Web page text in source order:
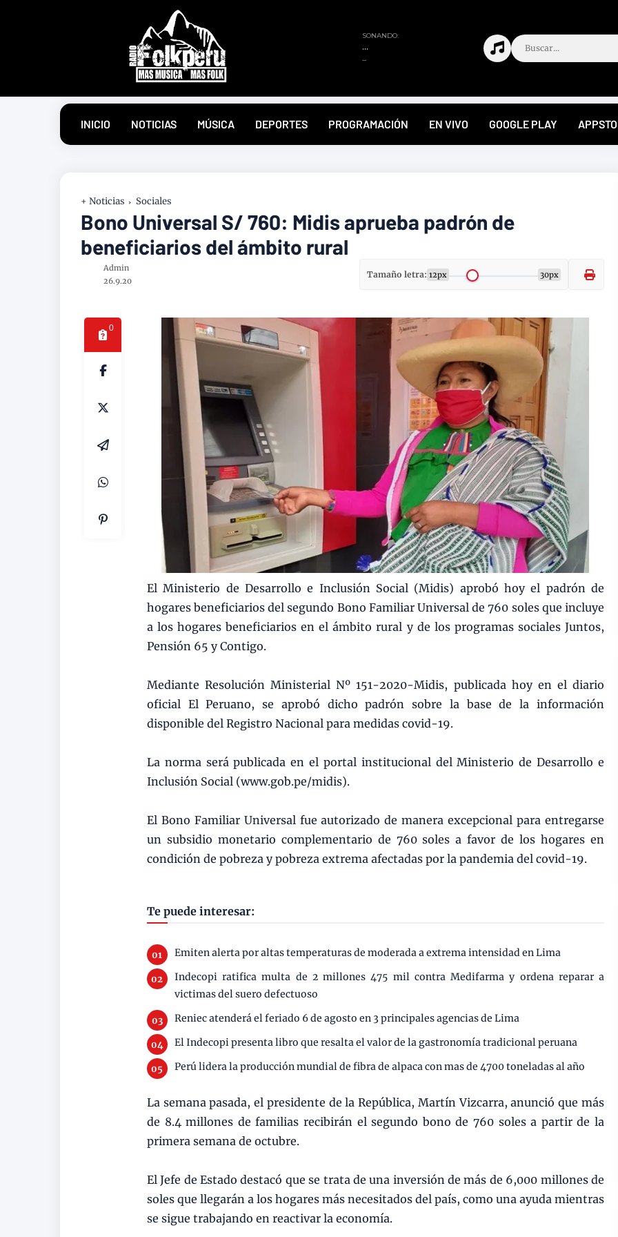
INICIO NOTICIAS MÚSICA DEPORTES PROGRAMACIÓN EN VIVO GOOGLE PLAY
+ Noticias Sociales
Bono Universal S/ 760: Midis aprueba padrón de
beneficiarios del ámbito rural
Admin
26.9.20
Tamaño letra: 12px 30px
0
El Ministerio de Desarrollo e Inclusión Social (Midis) aprobó hoy el padrón de
hogares beneficiarios del segundo Bono Familiar Universal de 760 soles que incluye
a los hogares beneficiarios en el ámbito rural y de los programas sociales Juntos,
Pensión 65 y Contigo.
Mediante Resolución Ministerial Nº 151-2020-Midis, publicada hoy en el diario
oficial El Peruano, se aprobó dicho padrón sobre la base de la información
disponible del Registro Nacional para medidas covid-19.
La norma será publicada en el portal institucional del Ministerio de Desarrollo e
Inclusión Social (www.gob.pe/midis).
El Bono Familiar Universal fue autorizado de manera excepcional para entregarse
un subsidio monetario complementario de 760 soles a favor de los hogares en
condición de pobreza y pobreza extrema afectadas por la pandemia del covid-19.
Te puede interesar:
Emiten alerta por altas temperaturas de moderada a extrema intensidad en Lima
Indecopi ratifica multa de 2 millones 475 mil contra Medifarma y ordena reparar a
victimas del suero defectuoso
Reniec atenderá el feriado 6 de agosto en 3 principales agencias de Lima
El Indecopi presenta libro que resalta el valor de la gastronomía tradicional peruana
Perú lidera la producción mundial de fibra de alpaca con mas de 4700 toneladas al año
La semana pasada, el presidente de la República, Martín Vizcarra, anunció que más
de 8.4 millones de familias recibirán el segundo bono de 760 soles a partir de la
primera semana de octubre.
El Jefe de Estado destacó que se trata de una inversión de más de 6,000 millones de
soles que llegarán a los hogares más necesitados del país, como una ayuda mientras
se sigue trabajando en reactivar la economía.